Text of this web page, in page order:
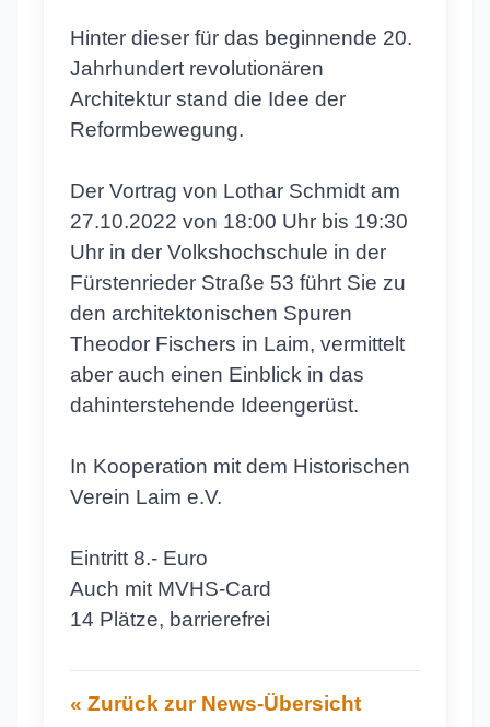
Hinter dieser für das beginnende 20.
Jahrhundert revolutionären
Architektur stand die Idee der
Reformbewegung.
Der Vortrag von Lothar Schmidt am
27.10.2022 von 18:00 Uhr bis 19:30
Uhr in der Volkshochschule in der
Fürstenrieder Straße 53 führt Sie zu
den architektonischen Spuren
Theodor Fischers in Laim, vermittelt
aber auch einen Einblick in das
dahinterstehende Ideengerüst.
In Kooperation mit dem Historischen
Verein Laim e.V.
Eintritt 8.- Euro
Auch mit MVHS-Card
14 Plätze, barrierefrei
« Zurück zur News-Übersicht